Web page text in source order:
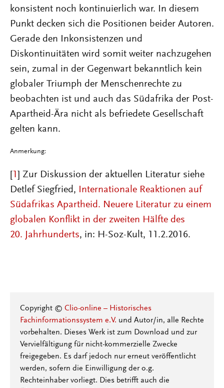
konsistent noch kontinuierlich war. In diesem
Punkt decken sich die Positionen beider Autoren.
Gerade den Inkonsistenzen und
Diskontinuitäten wird somit weiter nachzugehen
sein, zumal in der Gegenwart bekanntlich kein
globaler Triumph der Menschenrechte zu
beobachten ist und auch das Südafrika der Post-
Apartheid-Ära nicht als befriedete Gesellschaft
gelten kann.
Anmerkung:
1
] Zur Diskussion der aktuellen Literatur siehe
Detlef Siegfried, Internationale Reaktionen auf
Südafrikas Apartheid. Neuere Literatur zu einem
globalen Konflikt in der zweiten Hälfte des
20. Jahrhunderts, in: H-Soz-Kult, 11.2.2016.
Copyright © Clio-online – Historisches
Fachinformationssystem e.V. und Autor/in, alle Rechte
vorbehalten. Dieses Werk ist zum Download und zur
Vervielfältigung für nicht-kommerzielle Zwecke
freigegeben. Es darf jedoch nur erneut veröffentlicht
werden, sofern die Einwilligung der o.g.
Rechteinhaber vorliegt. Dies betrifft auch die